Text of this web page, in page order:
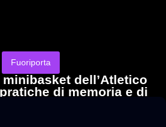
Fuoriporta
dell’Atletico
di memoria e di